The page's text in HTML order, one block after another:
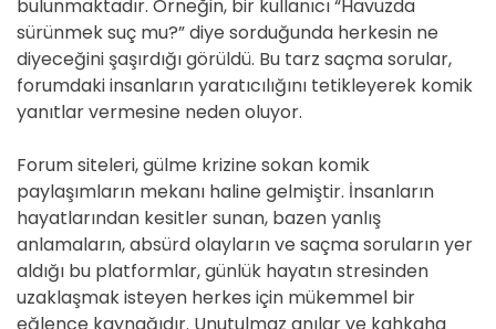
bulunmaktadır. Örneğin, bir kullanıcı “Havuzda
sürünmek suç mu?” diye sorduğunda herkesin ne
diyeceğini şaşırdığı görüldü. Bu tarz saçma sorular,
forumdaki insanların yaratıcılığını tetikleyerek komik
yanıtlar vermesine neden oluyor.
Forum siteleri, gülme krizine sokan komik
paylaşımların mekanı haline gelmiştir. İnsanların
hayatlarından kesitler sunan, bazen yanlış
anlamaların, absürd olayların ve saçma soruların yer
aldığı bu platformlar, günlük hayatın stresinden
uzaklaşmak isteyen herkes için mükemmel bir